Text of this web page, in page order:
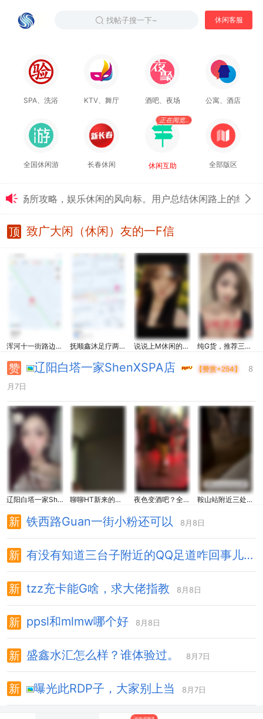
找帖子搜一下~ 休闲客服
SPA、洗浴 KTV、舞厅 酒吧、夜场 公寓、酒店
全国休闲游 长春休闲
正在阅览..
休闲互助 全部版区
场所攻略，娱乐休闲的风向标。用户总结休闲路上的经历
致广大闲（休闲）友的一F信
浑河十一街路边小粉验证 抚顺鑫沐足疗两C体验总结 说说上M休闲的体验。 纯G货，推荐三家洗浴spa,各具特点！
辽阳白塔一家ShenXSPA店 【赞赏+254】
8
月7日
辽阳白塔一家ShenXSPA店 聊聊HT新来的老Shi，附号码 夜色变酒吧？全场热舞。 鞍山站附近三处洗浴超全攻略
铁西路Guan一街小粉还可以 8月8日
有没有知道三台子附近的QQ足道咋回事儿的
tzz充卡能G啥，求大佬指教 8月8日
ppsl和mlmw哪个好 8月8日
盛鑫水汇怎么样？谁体验过。 8月7日
曝光此RDP子，大家别上当 8月7日